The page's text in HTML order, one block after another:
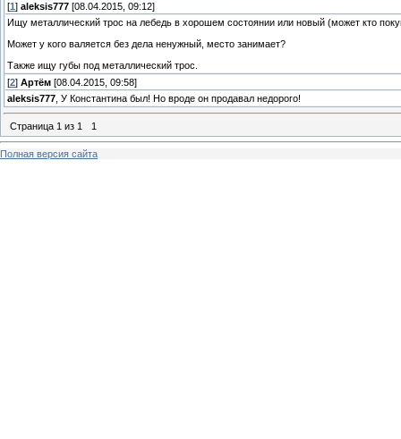
[1 ] aleksis777 [08.04.2015, 09:12]
Ищу металлический трос на лебедь в хорошем состоянии или новый (может кто
Может у кого валяется без дела ненужный, место занимает?
Также ищу губы под металлический трос.
[2] Артём [08.04.2015, 09:58]
aleksis777 , У Константина был! Но вроде он продавал недорого!
Страница 1 из 1 1
Полная версия сайта